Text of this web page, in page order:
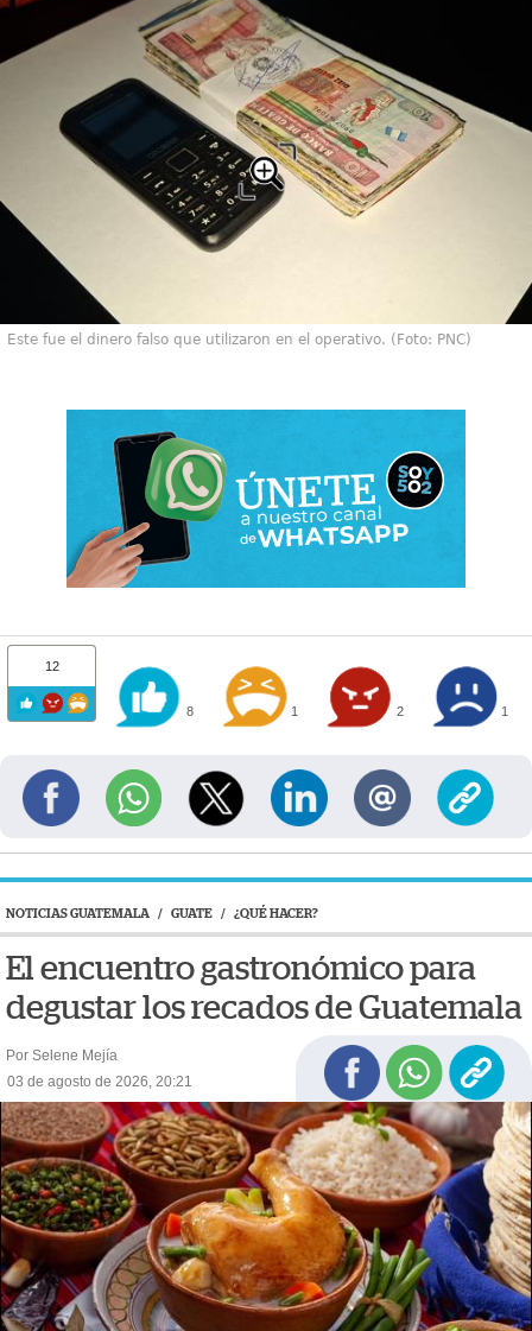
Este fue el dinero falso que utilizaron en el operativo. (Foto: PNC)
12
8 1 2 1
NOTICIAS GUATEMALA / GUATE / ¿QUÉ HACER?
El encuentro gastronómico para
degustar los recados de Guatemala
Por Selene Mejía
03 de agosto de 2026, 20:21